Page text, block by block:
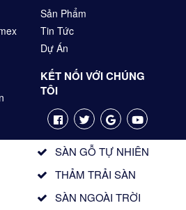
Sản Phẩm
Tin Tức
Dự Án
KẾT NỐI VỚI CHÚNG
TÔI
SÀN GỖ TỰ NHIÊN
THẢM TRẢI SÀN
SÀN NGOÀI TRỜI